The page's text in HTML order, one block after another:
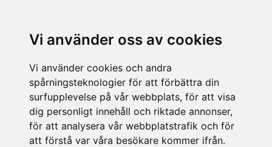
Vi använder oss av cookies
Vi använder cookies och andra
spårningsteknologier för att förbättra din
surfupplevelse på vår webbplats, för att visa
dig personligt innehåll och riktade annonser,
för att analysera vår webbplatstrafik och för
att förstå var våra besökare kommer ifrån.